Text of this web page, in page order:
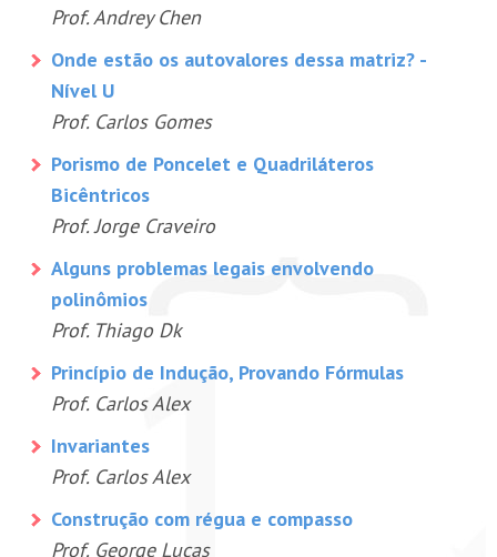
Prof. Andrey Chen
Onde estão os autovalores dessa matriz? -
Nível U
Prof. Carlos Gomes
Porismo de Poncelet e Quadriláteros
Bicêntricos
Prof. Jorge Craveiro
Alguns problemas legais envolvendo
polinômios
Prof. Thiago Dk
Princípio de Indução, Provando Fórmulas
Prof. Carlos Alex
Invariantes
Prof. Carlos Alex
Construção com régua e compasso
Prof. George Lucas